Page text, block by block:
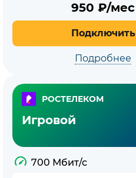
950 ₽/мес
Подключить
Подробнее
РОСТЕЛЕКОМ
Игровой
700 Мбит/с